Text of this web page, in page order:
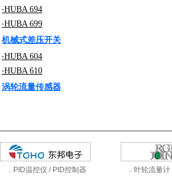
‧HUBA 694
‧HUBA 699
机械式差压开关
‧HUBA 604
‧HUBA 610
涡轮流量传感器
．PID温控仪 / PID控制器
．叶轮流量计